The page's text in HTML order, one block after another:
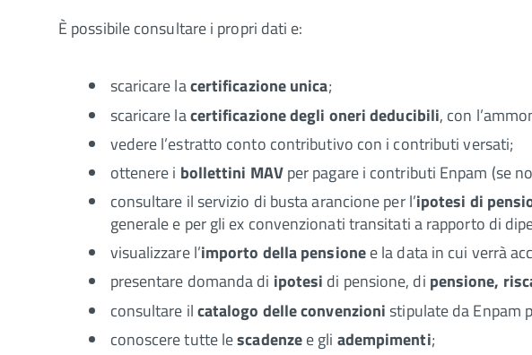
È possibile consultare i propri dati e:
scaricare lacertificazione unica;
scaricare lacertificazione degli oneri deducibili, con
vedere l’estratto conto contributivo con i contributi versati;
ottenere i bollettini MAVper pagare i contributi Enpam (se
consultare il servizio di busta arancione per l’ipotesi di
generale e per gli ex convenzionati transitati a rapporto di
visualizzare l’importo della pensionee la data in cui verrà
presentare domanda di ipotesi di pensione, di pensione,
consultare ilcatalogo delle convenzionistipulate da Enpam
conoscere tutte lescadenzee gli adempimenti;